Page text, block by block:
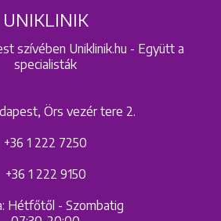
UNIKLINIK
szívében Uniklinik.hu - Együtt a
specialisták
Örs vezér tere 2.
+36 1 222 7250
+36 1 222 9150
Hétfőtől - Szombatig